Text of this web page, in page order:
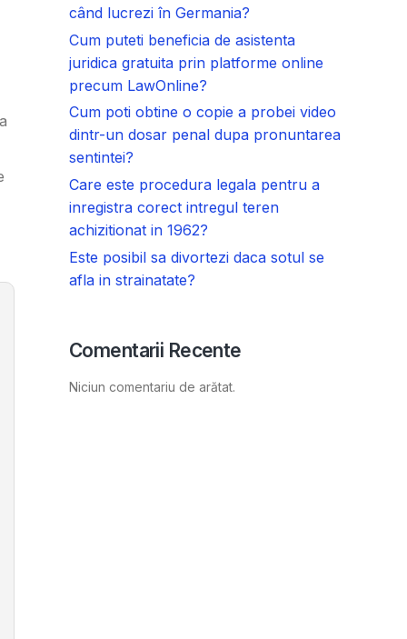
când lucrezi în Germania?
Cum puteti beneficia de asistenta
juridica gratuita prin platforme online
precum LawOnline?
Cum poti obtine o copie a probei video
dintr-un dosar penal dupa pronuntarea
sentintei?
Care este procedura legala pentru a
inregistra corect intregul teren
achizitionat in 1962?
Este posibil sa divortezi daca sotul se
afla in strainatate?
Comentarii Recente
Niciun comentariu de arătat.